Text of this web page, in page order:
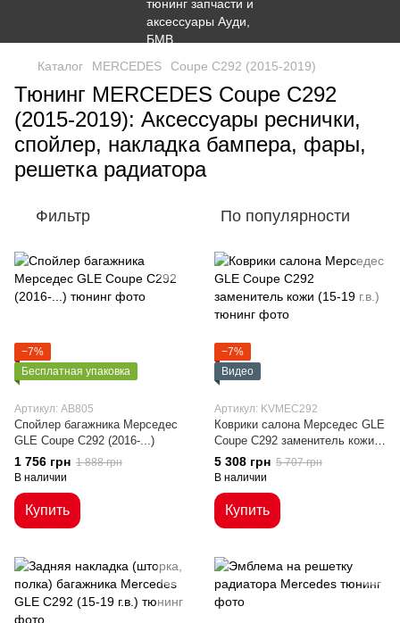
Каталог MERCEDES Coupe C292 (2015-2019)
Тюнинг MERCEDES Coupe C292
(2015-2019): Аксессуары реснички,
спойлер, накладка бампера, фары,
решетка радиатора
Фильтр По популярности
−7%
Бесплатная упаковка
Артикул: AB805
Спойлер багажника Мерседес
GLE Coupe C292 (2016-...)
1 756 грн 1 888 грн
В наличии
Купить
−7%
Видео
Артикул: KVMEC292
Коврики салона Мерседес GLE
Coupe C292 заменитель кожи
(15-19 г.в.)
5 308 грн 5 707 грн
В наличии
Купить